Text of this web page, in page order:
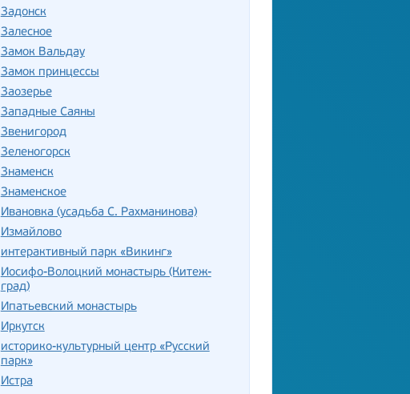
Задонск
Залесное
Замок Вальдау
Замок принцессы
Заозерье
Западные Саяны
Звенигород
Зеленогорск
Знаменск
Знаменское
Ивановка (усадьба С. Рахманинова)
Измайлово
интерактивный парк «Викинг»
Иосифо-Волоцкий монастырь (Китеж-
град)
Ипатьевский монастырь
Иркутск
историко-культурный центр «Русский
парк»
Истра